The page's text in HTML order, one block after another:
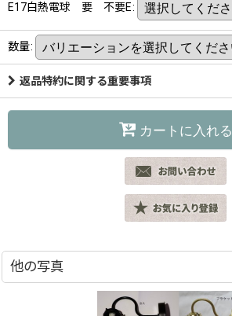
E17白熱電球 要 不要E:
数量:
返品特約に関する重要事項
カートに入れる
他の写真